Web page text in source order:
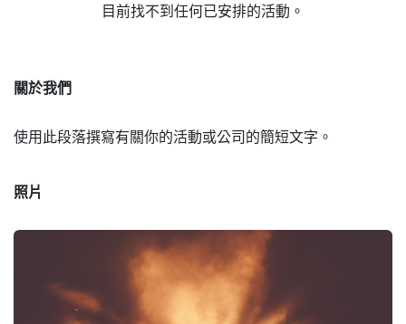
目前找不到任何已安排的活動。
關於我們
使用此段落撰寫有關你的活動或公司的簡短文字。
照片